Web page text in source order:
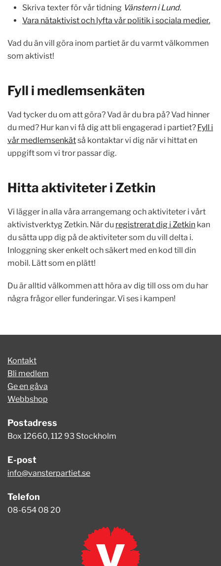
Skriva texter för vår tidning Vänstern i Lund.
Vara nätaktivist och lyfta vår politik i sociala medier.
Vad du än vill göra inom partiet är du varmt välkommen
som aktivist!
Fyll i medlemsenkäten
Vad tycker du om att göra? Vad är du bra på? Vad hinner
du med? Hur kan vi få dig att bli engagerad i partiet? Fyll i
vår medlemsenkätså kontaktar vi dig när vi hittat en
uppgift som vi tror passar dig.
Hitta aktiviteter i Zetkin
Vi lägger in alla våra arrangemang och aktiviteter i vårt
aktivistverktyg Zetkin. När du registrerat dig i Zetkin kan
du sätta upp dig på de aktiviteter som du vill delta i.
Inloggning sker enkelt och säkert med en kod till din
mobil. Lätt som en plätt!
Du är alltid välkommen att höra av dig till oss om du har
några frågor eller funderingar. Vi ses i kampen!
Kontakt
Bli medlem
Ge en gåva
Webbshop
Postadress
Box 12660, 112 93 Stockholm
E-post
info@vansterpartiet.se
Telefon
08-654 08 20